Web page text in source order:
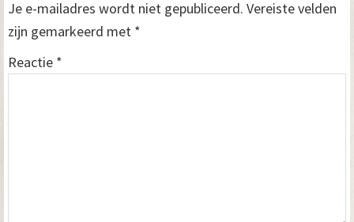
Je e-mailadres wordt niet gepubliceerd. Vereiste velden
zijn gemarkeerd met *
Reactie *